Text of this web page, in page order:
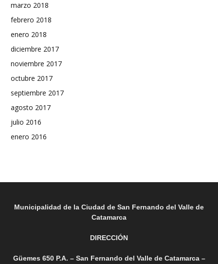
marzo 2018
febrero 2018
enero 2018
diciembre 2017
noviembre 2017
octubre 2017
septiembre 2017
agosto 2017
julio 2016
enero 2016
Municipalidad de la Ciudad de San Fernando del Valle de
Catamarca
DIRECCIÓN
Güemes 650 P.A. – San Fernando del Valle de Catamarca –